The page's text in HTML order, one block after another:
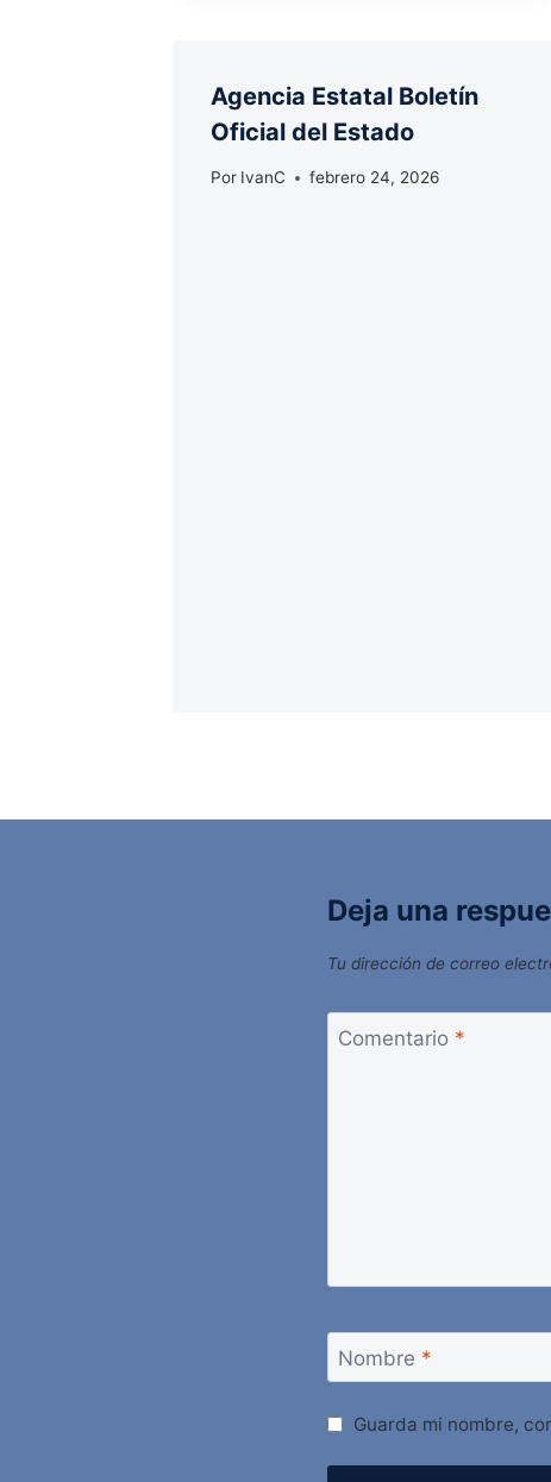
Agencia Estatal Boletín
Oficial del Estado
Por IvanC febrero 24, 2026
Deja una
Tu dirección de correo
Comentario *
Nombre *
Guarda mi nombre,